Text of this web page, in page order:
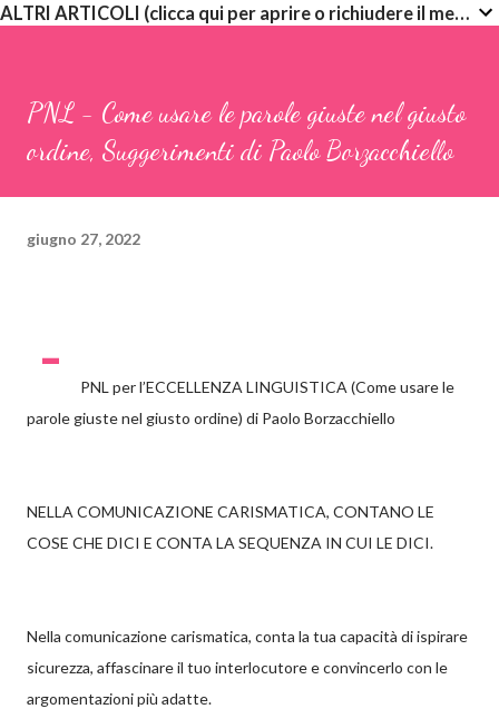
ALTRI ARTICOLI (clicca qui per aprire o richiudere il menù a discesa)
PNL - Come usare le parole giuste nel giusto
ordine, Suggerimenti di Paolo Borzacchiello
giugno 27, 2022
-
PNL per l’ECCELLENZA LINGUISTICA (Come usare le
parole giuste nel giusto ordine) di Paolo Borzacchiello
NELLA COMUNICAZIONE CARISMATICA, CONTANO LE
COSE CHE DICI E CONTA LA SEQUENZA IN CUI LE DICI.
Nella comunicazione carismatica, conta la tua capacità di ispirare
sicurezza, affascinare il tuo interlocutore e convincerlo con le
argomentazioni più adatte.